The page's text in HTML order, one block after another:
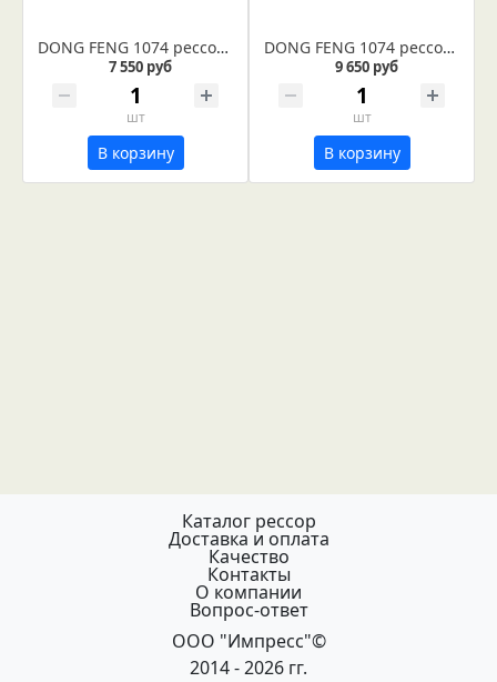
DONG FENG 1074 рессора задняя лист №2 (Арт. IR 03-07-02)
7 550 руб
шт
В корзину
DONG FENG 1074 рессора задняя лист №1 (Арт. IR 03-04-01)
9 650 руб
шт
В корзину
Каталог рессор
Доставка и оплата
Качество
Контакты
О компании
Вопрос-ответ
ООО "Импресс"©
2014 - 2026 гг.